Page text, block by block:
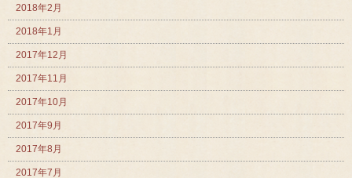
2018年2月
2018年1月
2017年12月
2017年11月
2017年10月
2017年9月
2017年8月
2017年7月